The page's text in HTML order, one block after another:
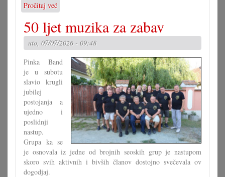
Pročitaj već
Vrt
pod
vrućinom
50 ljet muzika za zabav
uto, 07/07/2026 - 09:48
Pinka Band
je u subotu
slavio krugli
jubilej
postojanja a
ujedno i
poslidnji
nastup.
Grupa ka se
je osnovala iz jedne od brojnih seoskih grup je nastupom
skoro svih aktivnih i bivših članov dostojno svečevala ov
dogodjaj.